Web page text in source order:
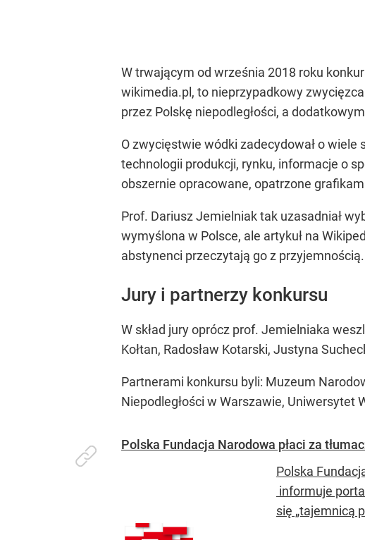
W trwającym od września 2018 roku
wikimedia.pl, to nieprzypadkowy
przez Polskę niepodległości, a
O zwycięstwie wódki zadecydował o wiele
technologii produkcji, rynku, informacje o
obszernie opracowane, opatrzone
Prof. Dariusz Jemielniak tak uzasadniał
wymyślona w Polsce, ale artykuł na
abstynenci przeczytają go z
Jury i partnerzy konkursu
W skład jury oprócz prof. Jemielniaka
Kołtan, Radosław Kotarski, Justyna
Partnerami konkursu byli: Muzeum
Niepodległości w Warszawie, Uniwersytet
Polska Fundacja Narodowa płaci za
Polska
informuje
się „tajemnicą